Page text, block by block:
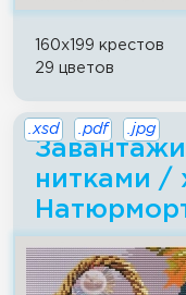
160x199 крестов
29 цветов
нитками /
.xsd .pdf .jpg